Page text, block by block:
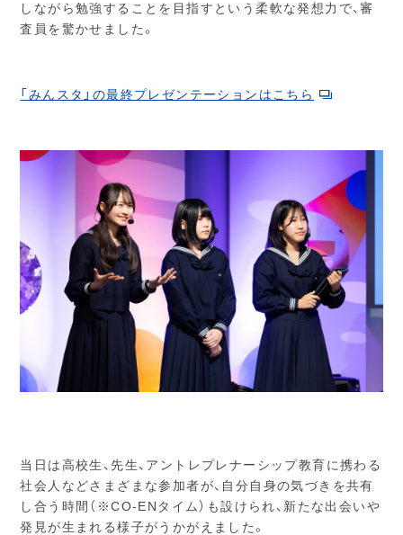
しながら勉強することを目指すという柔軟な発想力で、審
査員を驚かせました。
「みんスタ」の最終プレゼンテーションはこちら
当日は高校生、先生、アントレプレナーシップ教育に携わる
社会人などさまざまな参加者が、自分自身の気づきを共有
し合う時間（※CO-ENタイム）も設けられ、新たな出会いや
発見が生まれる様子がうかがえました。